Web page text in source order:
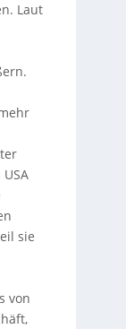
Laut
sie
von